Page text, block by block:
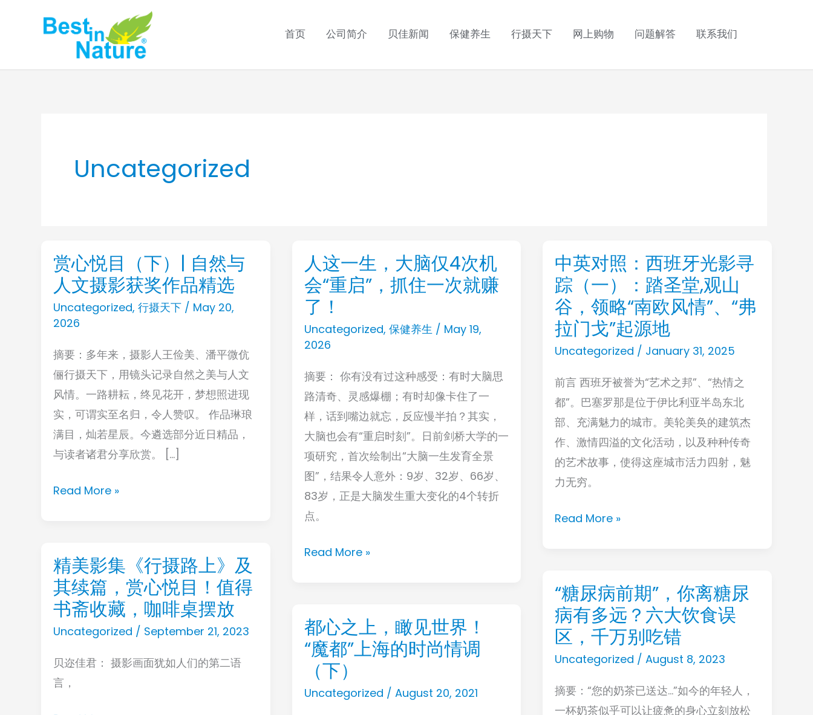
首页 公司简介 贝佳新闻 保健养生 行摄天下 网上购物 问题解答 联系我们
Uncategorized
赏心悦目（下）| 自然与
人文摄影获奖作品精选
Uncategorized, 行摄天下 / May 20,
2026
摘要：多年来，摄影人王俭美、潘平微伉
俪行摄天下，用镜头记录自然之美与人文
风情。一路耕耘，终见花开，梦想照进现
实，可谓实至名归，令人赞叹。 作品琳琅
满目，灿若星辰。今遴选部分近日精品，
与读者诸君分享欣赏。 […]
赏
心
悦
目
自
然
与
人
文
摄
品
精
选
Read More »
人这一生，大脑仅4次机
会“重启”，抓住一次就赚
了！
Uncategorized, 保健养生/ May 19,
2026
摘要： 你有没有过这种感受：有时大脑思
路清奇、灵感爆棚；有时却像卡住了一
样，话到嘴边就忘，反应慢半拍？其实，
大脑也会有“重启时刻”。日前剑桥大学的一
项研究，首次绘制出“大脑一生发育全景
图”，结果令人意外：9岁、32岁、66岁、
83岁，正是大脑发生重大变化的4个转折
点。
人
这
一
生，
大
仅
4
次
机
会“重
启”，
抓
住
了！
Read More »
中英对照：西班牙光影寻
踪（一）：踏圣堂,观山
谷，领略“南欧风情”、“弗
拉门戈”起源地
Uncategorized / January 31, 2025
前言 西班牙被誉为“艺术之邦”、“热情之
都”。巴塞罗那是位于伊比利亚半岛东北
部、充满魅力的城市。美轮美奂的建筑杰
作、激情四溢的文化活动，以及种种传奇
的艺术故事，使得这座城市活力四射，魅
力无穷。
中
英
对
照：
西
牙
光
影
寻
踪
（一）：
圣
山
谷，
领
略“南
欧
情”、“弗
Read More »
精美影集《行摄路上》及
其续篇，赏心悦目！值得
书斋收藏，咖啡桌摆放
Uncategorized / September 21, 2023
贝迩佳君： 摄影画面犹如人们的第二语
言，
精
美
影
集
摄
路
“糖尿病前期”，你离糖尿
病有多远？六大饮食误
区，千万别吃错
Uncategorized /August 8, 2023
摘要：“您的奶茶已送达…”如今的年轻人，
一杯奶茶似乎可以让疲惫的身心立刻放松
“糖
尿
病
前
你
离
都心之上，瞰见世界！
“魔都”上海的时尚情调
（下）
Uncategorized / August 20, 2021
都
心
上，